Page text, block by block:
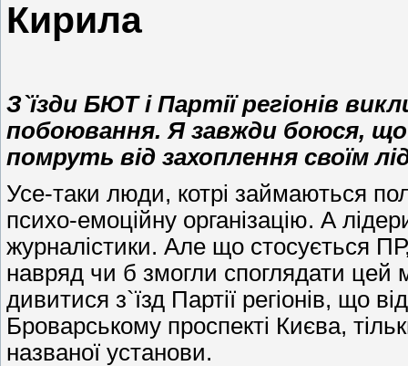
Кирила
З`їзди БЮТ і Партії регіонів
побоювання. Я завжди боюся, що
помруть від захоплення своїм
Усе-таки люди, котрі займаються
психо-емоційну організацію. А
журналістики. Але що стосується
навряд чи б змогли споглядати
дивитися з`їзд Партії регіонів, що
Броварському проспекті Києва,
названої установи.